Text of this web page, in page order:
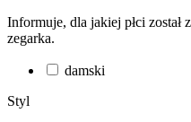
Informuje, dla jakiej płci został
zegarka.
damski
Styl